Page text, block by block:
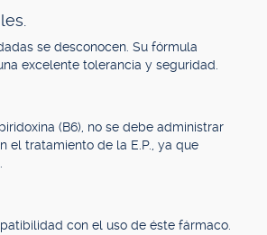
se desconocen. Su fórmula
excelente tolerancia y seguridad.
(B6), no se debe administrar
el tratamiento de la E.P., ya que
con el uso de éste fármaco.